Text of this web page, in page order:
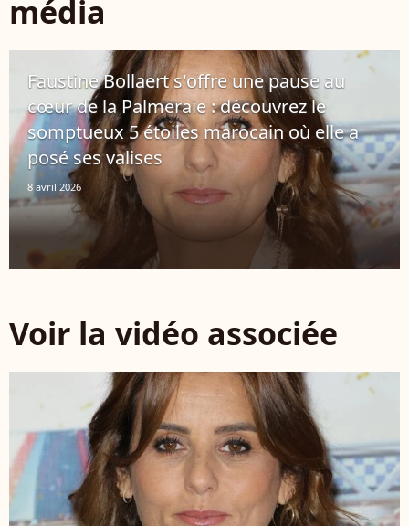
média
Faustine Bollaert s'offre une pause au
cœur de la Palmeraie : découvrez le
somptueux 5 étoiles marocain où elle a
posé ses valises
8 avril 2026
Voir la vidéo associée